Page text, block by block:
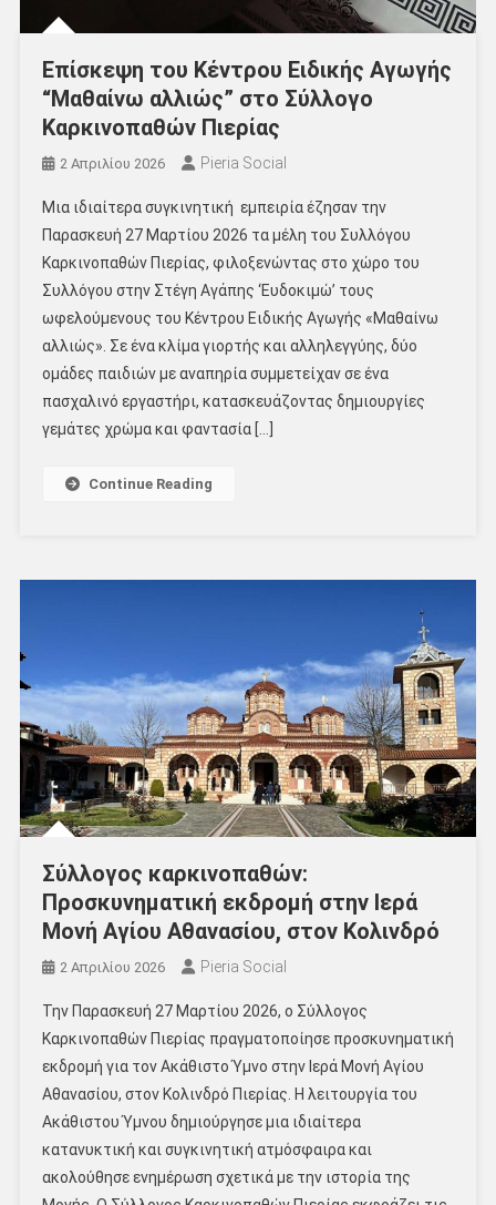
Επίσκεψη του Κέντρου Ειδικής Αγωγής
“Μαθαίνω αλλιώς” στο Σύλλογο
Καρκινοπαθών Πιερίας
2 Απριλίου 2026 Pieria Social
Μια ιδιαίτερα συγκινητική εμπειρία έζησαν την
Παρασκευή 27 Μαρτίου 2026 τα μέλη του Συλλόγου
Καρκινοπαθών Πιερίας, φιλοξενώντας στο χώρο του
Συλλόγου στην Στέγη Αγάπης ‘Ευδοκιμώ’ τους
ωφελούμενους του Κέντρου Ειδικής Αγωγής «Μαθαίνω
αλλιώς». Σε ένα κλίμα γιορτής και αλληλεγγύης, δύο
ομάδες παιδιών με αναπηρία συμμετείχαν σε ένα
πασχαλινό εργαστήρι, κατασκευάζοντας δημιουργίες
γεμάτες χρώμα και φαντασία […]
Continue Reading
Σύλλογος καρκινοπαθών:
Προσκυνηματική εκδρομή στην Ιερά
Μονή Αγίου Αθανασίου, στον Κολινδρό
2 Απριλίου 2026 Pieria Social
Την Παρασκευή 27 Μαρτίου 2026, ο Σύλλογος
Καρκινοπαθών Πιερίας πραγματοποίησε προσκυνηματική
εκδρομή για τον Ακάθιστο Ύμνο στην Ιερά Μονή Αγίου
Αθανασίου, στον Κολινδρό Πιερίας. Η λειτουργία του
Ακάθιστου Ύμνου δημιούργησε μια ιδιαίτερα
κατανυκτική και συγκινητική ατμόσφαιρα και
ακολούθησε ενημέρωση σχετικά με την ιστορία της